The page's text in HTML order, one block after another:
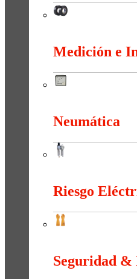
Medición e
Neumática
Riesgo
Seguridad